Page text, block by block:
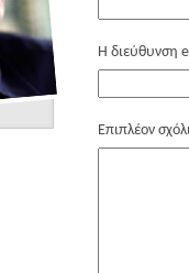
Η διεύθυνση
Επιπλέον